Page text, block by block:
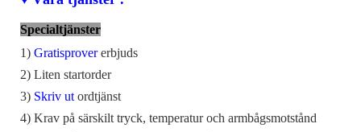
Specialtjänster
1) Gratisprovererbjuds
2) Liten startorder
3) Skriv ut ordtjänst
4) Krav på särskilt tryck, temperatur och armbågsmotstånd